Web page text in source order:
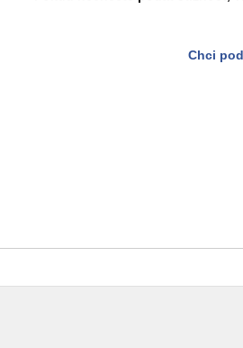
Chci